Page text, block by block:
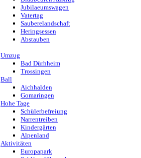
Jubilaeumswagen
Vatertag
Sauberelandschaft
Heringsessen
Abstauben
Umzug
Bad Dürhheim
Trossingen
Ball
Aichhalden
Gomaringen
Hohe Tage
Schülerbefreiung
Narrentreiben
Kindergärten
Alpenland
Aktivitäten
Europapark